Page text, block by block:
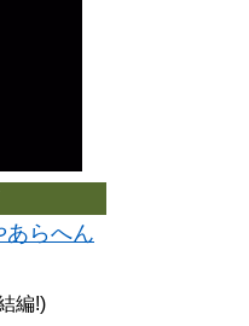
あらへん
編!)